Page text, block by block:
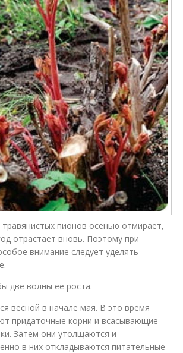
пионов осенью отмирает,
отрастает вновь. Поэтому при
внимание следует уделять
две волны ее роста.
весной в начале мая. В это время
придаточные корни и всасывающие
Затем они утолщаются и
в них откладываются питательные